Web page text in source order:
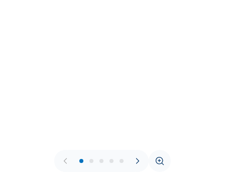
1 / 7